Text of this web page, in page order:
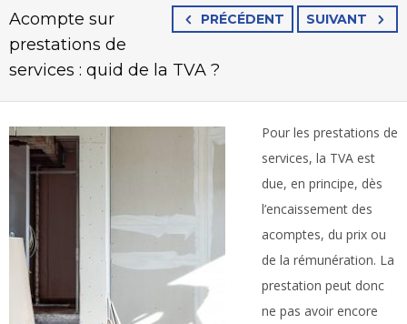
PRÉCÉDENT SUIVANT
Acompte sur
prestations de
services : quid de la TVA ?
Pour les prestations de
services, la TVA est
due, en principe, dès
l’encaissement des
acomptes, du prix ou
de la rémunération. La
prestation peut donc
ne pas avoir encore